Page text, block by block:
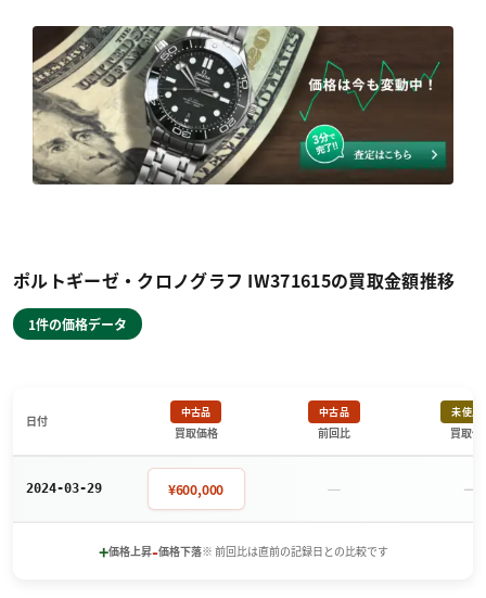
ポルトギーゼ・クロノグラフ IW371615の買取金額推移
1件の価格データ
日付
中古品
買取価格
中古品
前回比
未使用
買取価
2024-03-29 ¥600,000 － －
+価格上昇-価格下落※ 前回比は直前の記録日との比較です